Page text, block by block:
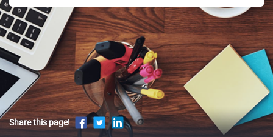
Share this page!